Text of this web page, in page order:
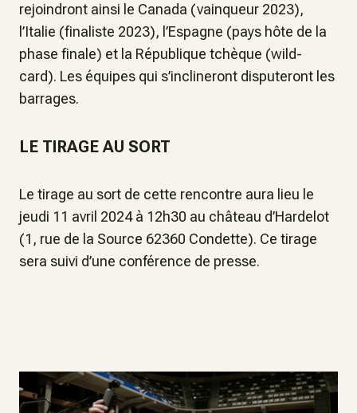
rejoindront ainsi le Canada (vainqueur 2023),
l’Italie (finaliste 2023), l’Espagne (pays hôte de la
phase finale) et la République tchèque (wild-
card). Les équipes qui s’inclineront disputeront les
barrages.
LE TIRAGE AU SORT
Le tirage au sort de cette rencontre aura lieu le
jeudi 11 avril 2024 à 12h30 au château d’Hardelot
(1, rue de la Source 62360 Condette). Ce tirage
sera suivi d’une conférence de presse.